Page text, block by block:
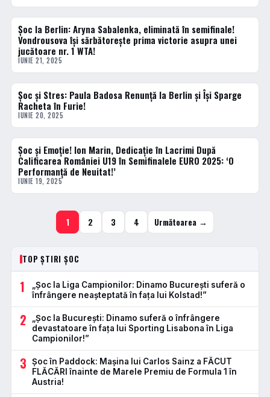
TENIS
Șoc la Berlin: Aryna Sabalenka, eliminată în semifinale!
Vondrousova își sărbătorește prima victorie asupra unei
jucătoare nr. 1 WTA!
IUNIE 21, 2025
TENIS
Șoc și Stres: Paula Badosa Renunță la Berlin și Își Sparge
Racheta în Furie!
IUNIE 20, 2025
ACTUALE
Șoc și Emoție! Ion Marin, Dedicație în Lacrimi După
Calificarea României U19 în Semifinalele EURO 2025: ‘O
Performanță de Neuitat!’
IUNIE 19, 2025
1 2 3 4 Următoarea →
TOP ȘTIRI ȘOC
1
„Șoc la Liga Campionilor: Dinamo București suferă o
înfrângere neașteptată în fața lui Kolstad!”
2
„Șoc la București: Dinamo suferă o înfrângere
devastatoare în fața lui Sporting Lisabona în Liga
Campionilor!”
3
Șoc în Paddock: Mașina lui Carlos Sainz a FĂCUT
FLĂCĂRI înainte de Marele Premiu de Formula 1 în
Austria!